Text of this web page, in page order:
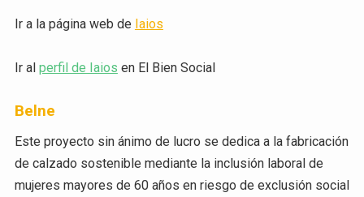
Ir a la página web de Iaios
Ir al perfil de Iaios en El Bien Social
Belne
Este proyecto sin ánimo de lucro se dedica a la fabricación
de calzado sostenible mediante la inclusión laboral de
mujeres mayores de 60 años en riesgo de exclusión social